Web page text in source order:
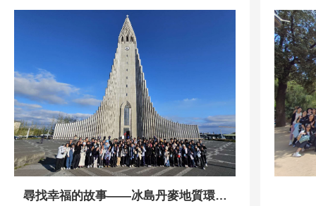
尋找幸福的故事——冰島丹麥地質環保